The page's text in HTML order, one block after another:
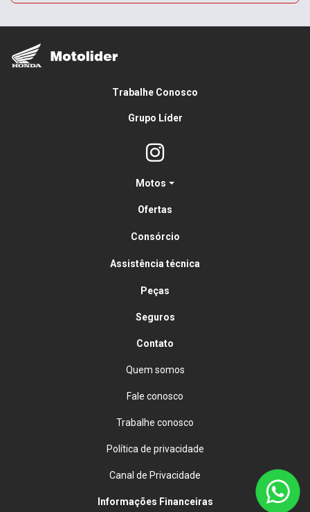
Trabalhe Conosco
Grupo Líder
Motos
Ofertas
Consórcio
Assistência técnica
Peças
Seguros
Contato
Quem somos
Fale conosco
Trabalhe conosco
Política de privacidade
Canal de Privacidade
Informações Financeiras